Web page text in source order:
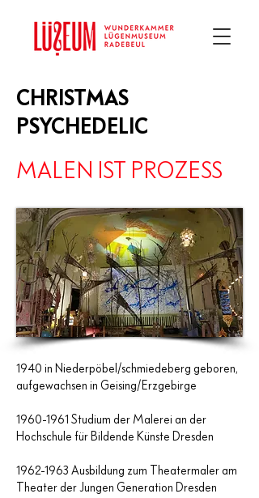
CHRISTMAS
PSYCHEDELIC
MALEN IST PROZESS
1940 in Niederpöbel/schmiedeberg geboren,
aufgewachsen in Geising/Erzgebirge
1960-1961 Studium der Malerei an der
Hochschule für Bildende Künste Dresden
1962-1963 Ausbildung zum Theatermaler am
Theater der Jungen Generation Dresden